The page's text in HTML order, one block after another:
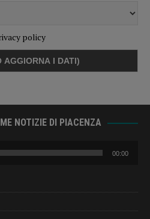
policy
NOTIZIE DI PIACENZA
00:00